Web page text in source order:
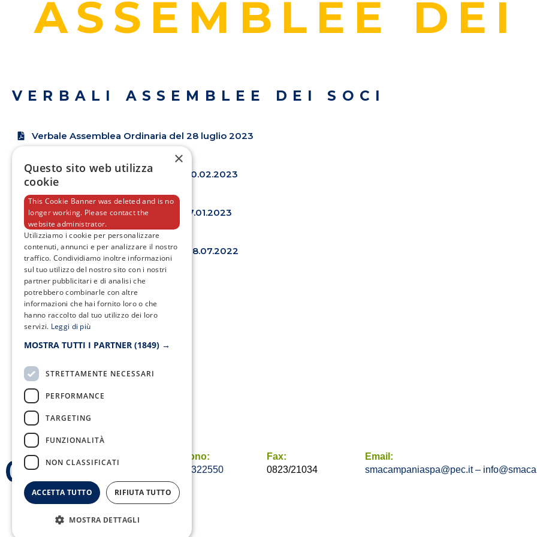
ASSEMBLEE DEI
VERBALI ASSEMBLEE DEI SOCI
Verbale Assemblea Ordinaria del 28 luglio 2023
Verbale Assemblea ordinaria del 20.02.2023
Verbale Assemblea ordinaria del 17.01.2023
Verbale Assemblea Ordinaria del 28.07.2022
Telefono:
0823/322550
Fax:
0823/21034
Email:
smacampaniaspa@pec.it –
×
Questo sito web utilizza
cookie
This Cookie Banner was deleted and is no
longer working. Please contact the
website administrator.
Utilizziamo i cookie per personalizzare
contenuti, annunci e per analizzare il nostro
traffico. Condividiamo inoltre informazioni
sul tuo utilizzo del nostro sito con i nostri
partner pubblicitari e di analisi che
potrebbero combinarle con altre
informazioni che hai fornito loro o che
hanno raccolto dal tuo utilizzo dei loro
servizi. Leggi di più
MOSTRA TUTTI I PARTNER (1849) →
STRETTAMENTE NECESSARI
PERFORMANCE
TARGETING
FUNZIONALITÀ
NON CLASSIFICATI
ACCETTA TUTTO RIFIUTA TUTTO
MOSTRA DETTAGLI